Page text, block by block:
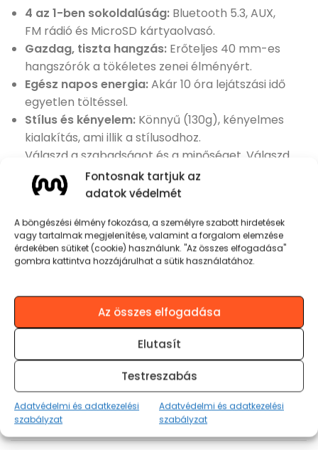
Fontosnak tartjuk az
adatok védelmét
A böngészési élmény fokozása, a személyre szabott hirdetések
vagy tartalmak megjelenítése, valamint a forgalom elemzése
érdekében sütiket (cookie) használunk. "Az összes elfogadása"
gombra kattintva hozzájárulhat a sütik használatához.
Az összes elfogadása
Elutasít
Testreszabás
Adatvédelmi és adatkezelési
szabályzat
Adatvédelmi és adatkezelési
szabályzat
4 az 1-ben sokoldalúság: Bluetooth 5.3, AUX,
FM rádió és MicroSD kártyaolvasó.
Gazdag, tiszta hangzás: Erőteljes 40 mm-es
hangszórók a tökéletes zenei élményért.
Egész napos energia:Akár 10 óra lejátszási idő
egyetlen töltéssel.
Stílus és kényelem: Könnyű (130g), kényelmes
kialakítás, ami illik a stílusodhoz.
Válaszd a szabadságot és a minőséget. Válaszd
a MOJO ESSENTIALS COLORS-t!
KOSÁRBA TESZEM
Termékinformációk
Bluetooth® technológia v5.3
Bluetooth csatlakozási táv 10 méterig